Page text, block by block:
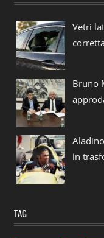
Vetri
Bruno
in
TAG